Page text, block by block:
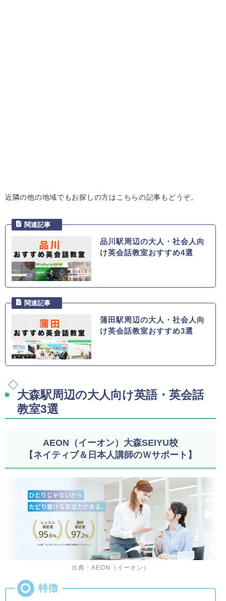
近隣の他の地域でもお探しの方はこちらの記事もどうぞ。
品川駅周辺の大人・社会人向
け英会話教室おすすめ4選
蒲田駅周辺の大人・社会人向
け英会話教室おすすめ3選
大森駅周辺の大人向け英語・英会話
教室3選
AEON（イーオン）大森SEIYU校
【ネイティブ＆日本人講師のＷサポート】
出典：AEON（イーオン）